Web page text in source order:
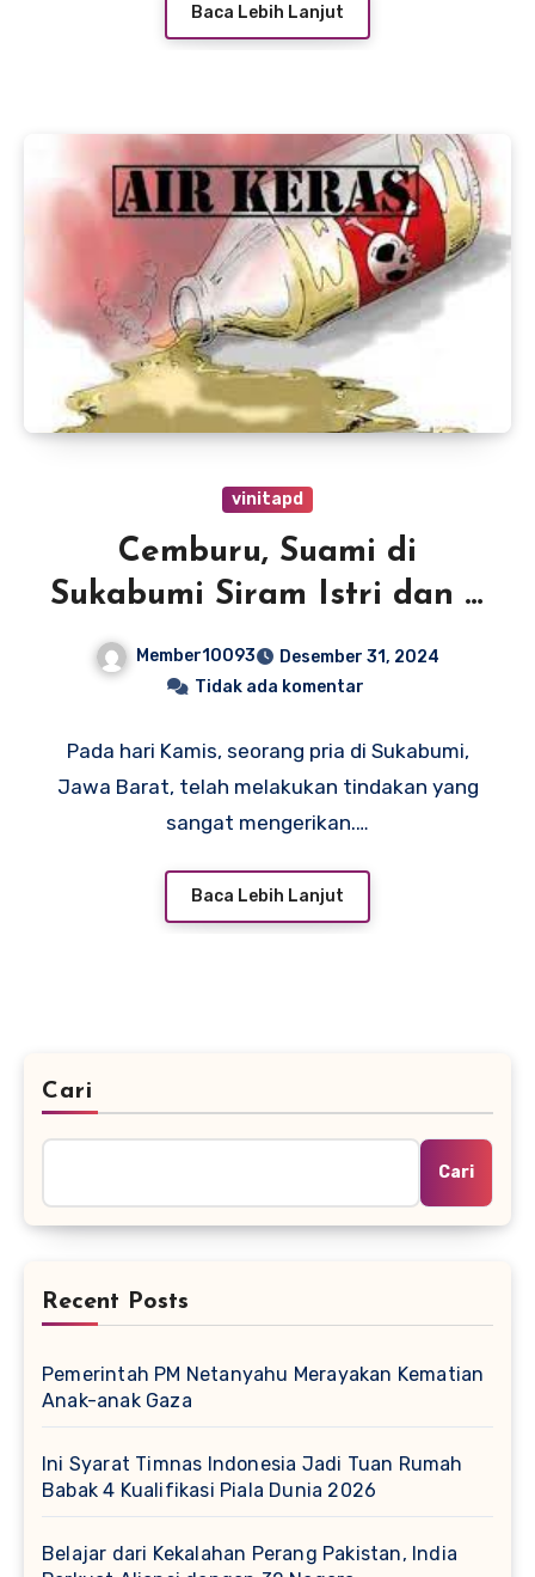
Baca Lebih Lanjut
vinitapd
Cemburu, Suami di
Sukabumi Siram Istri dan 2
Anak dengan Air Keras
Member10093
Desember 31, 2024
Tidak ada komentar
Pada hari Kamis, seorang pria di Sukabumi,
Jawa Barat, telah melakukan tindakan yang
sangat mengerikan.…
Baca Lebih Lanjut
Cari
Cari
Recent Posts
Pemerintah PM Netanyahu Merayakan Kematian
Anak-anak Gaza
Ini Syarat Timnas Indonesia Jadi Tuan Rumah
Babak 4 Kualifikasi Piala Dunia 2026
Belajar dari Kekalahan Perang Pakistan, India